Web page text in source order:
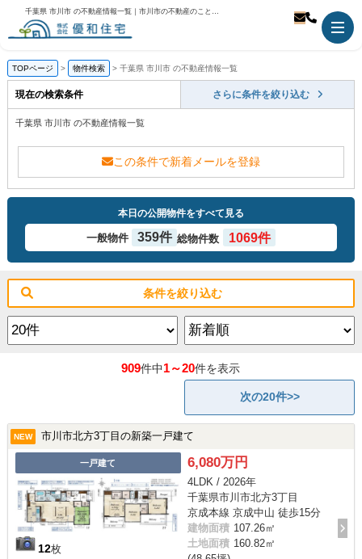
千葉県 市川市 の不動産情報一覧｜市川市の不動産のことなら優和住宅
TOPページ 物件検索 千葉県 市川市 の不動産情報一覧
現在の検索条件 さらに条件を絞り込む
千葉県 市川市 の不動産情報一覧
この条件で新着メールを登録
本日の公開物件をすべて見る
一般物件 359件 総物件数 1069件
条件を絞り込む
909件中1～20件を表示
次の20件>>
NEW 市川市北方3丁目の新築一戸建て
一戸建て
12枚
6,080万円
4LDK / 2026年
千葉県市川市北方3丁目
京成本線 京成中山 徒歩15分
建物面積 107.26㎡
土地面積 160.82㎡